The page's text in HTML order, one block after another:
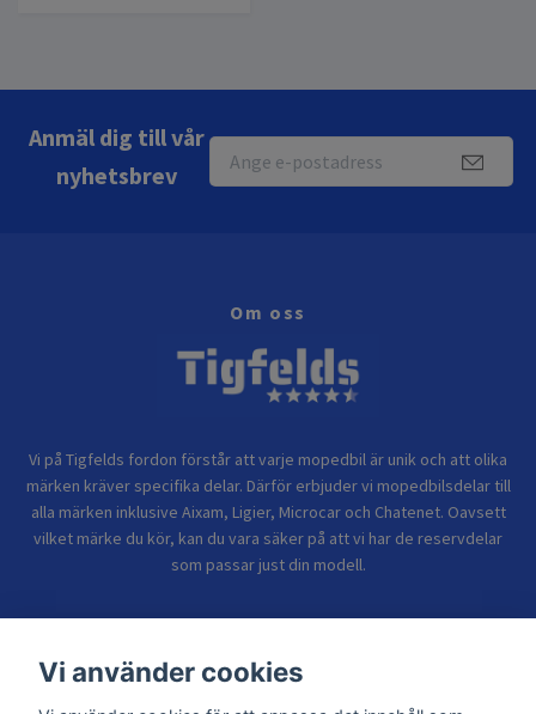
Anmäl dig till vår
nyhetsbrev
Om oss
Vi på Tigfelds fordon förstår att varje mopedbil är unik och att olika
märken kräver specifika delar. Därför erbjuder vi mopedbilsdelar till
alla märken inklusive Aixam, Ligier, Microcar och Chatenet. Oavsett
vilket märke du kör, kan du vara säker på att vi har de reservdelar
som passar just din modell.
Vi använder cookies